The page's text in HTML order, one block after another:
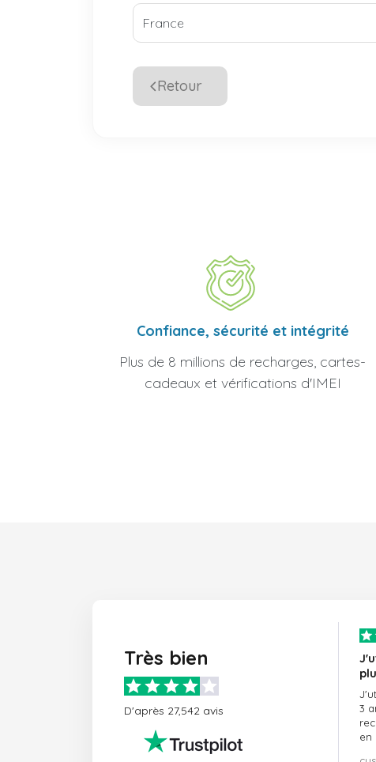
Retour
Confiance, sécurité et intégrité
Plus de 8 millions de recharges, cartes-
cadeaux et vérifications d'IMEI
Très bien
D'après 27,542 avis
3
en